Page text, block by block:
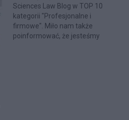
Sciences Law Blog w TOP 10
kategorii "Profesjonalne i
firmowe". Miło nam także
poinformować, że jesteśmy